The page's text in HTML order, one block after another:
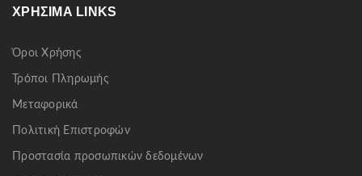
ΧΡΉΣΙΜΑ LINKS
Όροι Χρήσης
Τρόποι Πληρωμής
Μεταφορικά
Πολιτική Επιστροφών
Προστασία προσωπικών δεδομένων